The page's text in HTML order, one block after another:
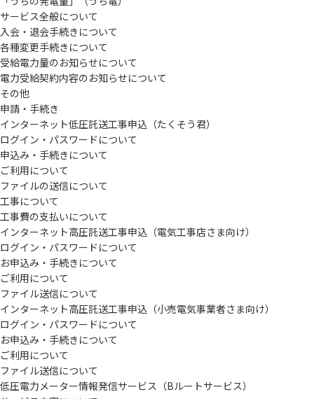
サービス全般について
入会・退会手続きについて
各種変更手続きについて
受給電力量のお知らせについて
電力受給契約内容のお知らせについて
その他
申請・手続き
インターネット低圧託送工事申込（たくそう君）
ログイン・パスワードについて
申込み・手続きについて
ご利用について
ファイルの送信について
工事について
工事費の支払いについて
インターネット高圧託送工事申込（電気工事店さま向け）
ログイン・パスワードについて
お申込み・手続きについて
ご利用について
ファイル送信について
インターネット高圧託送工事申込（小売電気事業者さま向け）
ログイン・パスワードについて
お申込み・手続きについて
ご利用について
ファイル送信について
低圧電力メーター情報発信サービス（Bルートサービス）